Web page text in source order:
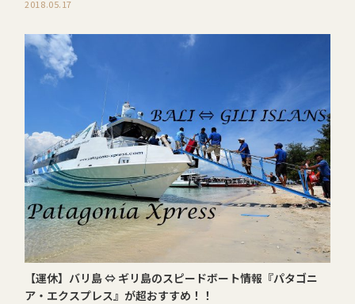
2018.05.17
【運休】バリ島 ⇔ ギリ島のスピードボート情報『パタゴニ
ア・エクスプレス』が超おすすめ！！